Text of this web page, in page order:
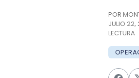
POR
JULIO 22,
LECTURA